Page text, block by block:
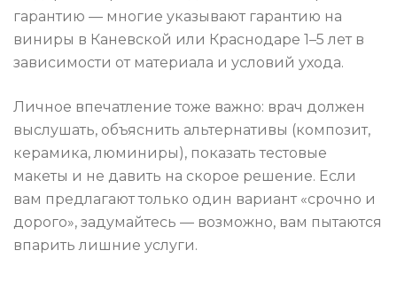
гарантию — многие указывают гарантию на
виниры в Каневской или Краснодаре 1–5 лет в
зависимости от материала и условий ухода.
Личное впечатление тоже важно: врач должен
выслушать, объяснить альтернативы (композит,
керамика, люминиры), показать тестовые
макеты и не давить на скорое решение. Если
вам предлагают только один вариант «срочно и
дорого», задумайтесь — возможно, вам пытаются
впарить лишние услуги.